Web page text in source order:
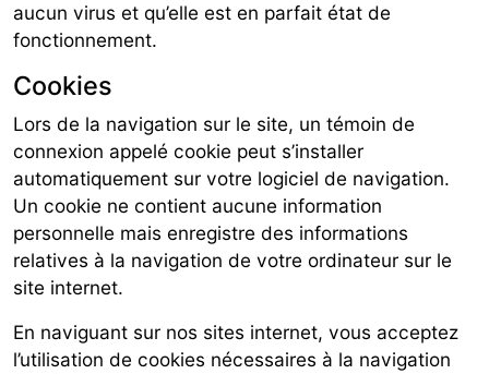
aucun virus et qu’elle est en parfait état de
fonctionnement.
Cookies
Lors de la navigation sur le site, un témoin de
connexion appelé cookie peut s’installer
automatiquement sur votre logiciel de navigation.
Un cookie ne contient aucune information
personnelle mais enregistre des informations
relatives à la navigation de votre ordinateur sur le
site internet.
En naviguant sur nos sites internet, vous acceptez
l’utilisation de cookies nécessaires à la navigation